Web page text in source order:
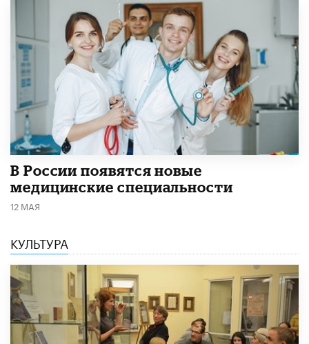
В России появятся новые
медицинские специальности
12 МАЯ
КУЛЬТУРА